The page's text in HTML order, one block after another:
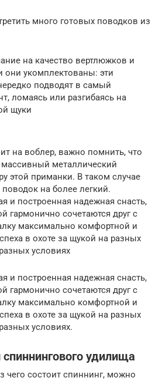
много готовых поводков из
на качество вертлюжков и
они укомплектованы: эти
подводят в самый
ломаясь или разгибаясь на
щуки
на воблер, важно помнить, что
металлический
этой приманки. В таком случае
на более легкий.
и построенная надежная снасть,
гармонично сочетаются друг с
максимально комфортной и
в охоте за щукой на разных
условиях
и построенная надежная снасть,
гармонично сочетаются друг с
максимально комфортной и
в охоте за щукой на разных
условиях.
удилища
чего состоит спиннинг, можно